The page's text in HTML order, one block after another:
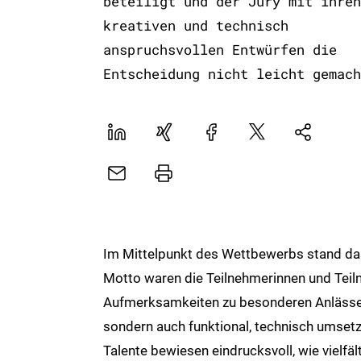
kreativen und technisch
anspruchsvollen Entwürfen die
Entscheidung nicht leicht
LinekdInXing FacebookPlattformNatives
E-
Drucker
Im Mittelpunkt des Wettbewerbs stand
Motto waren die Teilnehmerinnen und
Aufmerksamkeiten zu besonderen
sondern auch funktional, technisch
Talente bewiesen eindrucksvoll, wie